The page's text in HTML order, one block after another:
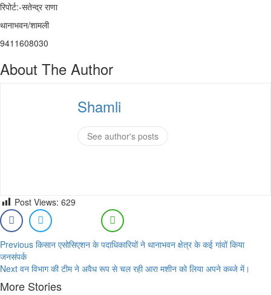
रिपोर्ट:-सतेन्द्र राणा
थानाभवन/शामली
9411608030
About The Author
Shamli
See author's posts
Post Views: 629
Continue
Reading
Previous किसान एसोसिएशन के पदाधिकारियों ने थानाभवन क्षेत्र के कई गांवों किया
जनसंपर्क
Next वन विभाग की टीम ने अवैध रूप से चल रही आरा मशीन को लिया अपने कब्जे में।
More Stories